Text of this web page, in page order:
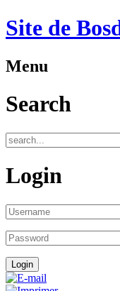
Site de
Menu
Search
Login